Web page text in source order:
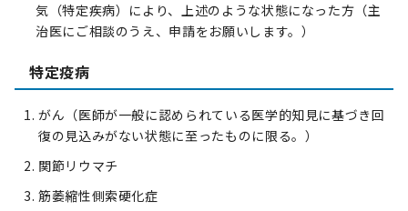
気（特定疾病）により、上述のような状態になった方（主
治医にご相談のうえ、申請をお願いします。）
特定疫病
がん（医師が一般に認められている医学的知見に基づき回
復の見込みがない状態に至ったものに限る。）
関節リウマチ
筋萎縮性側索硬化症